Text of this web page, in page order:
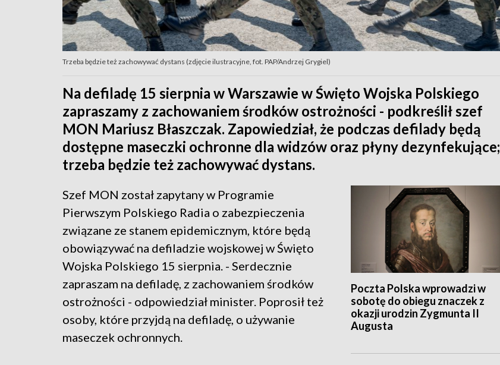
Trzeba będzie też zachowywać dystans (zdjęcie ilustracyjne, fot. PAP/Andrzej Grygiel)
Na defiladę 15 sierpnia w Warszawie w Święto Wojska Polskiego
zapraszamy z zachowaniem środków ostrożności - podkreślił szef
MON Mariusz Błaszczak. Zapowiedział, że podczas defilady będą
dostępne maseczki ochronne dla widzów oraz płyny dezynfekujące;
trzeba będzie też zachowywać dystans.
Poczta Polska wprowadzi w
sobotę do obiegu znaczek z
okazji urodzin Zygmunta II
Augusta
Szef MON został zapytany w Programie
Pierwszym Polskiego Radia o zabezpieczenia
związane ze stanem epidemicznym, które będą
obowiązywać na defiladzie wojskowej w Święto
Wojska Polskiego 15 sierpnia. - Serdecznie
zapraszam na defiladę, z zachowaniem środków
ostrożności - odpowiedział minister. Poprosił też
osoby, które przyjdą na defiladę, o używanie
maseczek ochronnych.